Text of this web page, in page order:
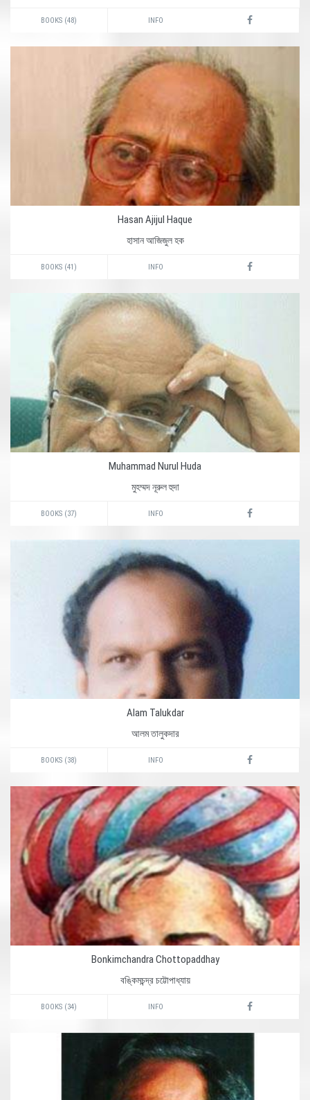
BOOKS (48) INFO
Hasan Ajijul Haque
হাসান আজিজুল হক
BOOKS (41) INFO
Muhammad Nurul Huda
মুহম্মদ নূরুল হুদা
BOOKS (37) INFO
Alam Talukdar
আলম তালুকদার
BOOKS (38) INFO
Bonkimchandra Chottopaddhay
বঙ্কিমচন্দ্র চট্টোপাধ্যায়
BOOKS (34) INFO